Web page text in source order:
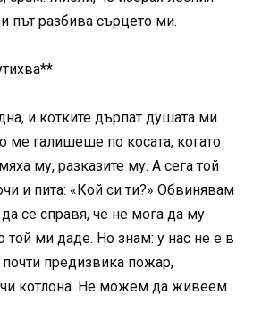
път разбива сърцето ми.
и котките дърпат душата ми.
ме галишеше по косата, когато
му, разказите му. А сега той
и пита: «Кой си ти?» Обвинявам
се справя, че не мога да му
той ми даде. Но знам: у нас не е в
почти предизвика пожар,
котлона. Не можем да живеем